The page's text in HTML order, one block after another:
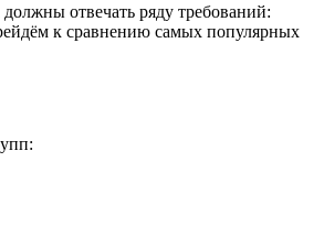
отвечать ряду требований:
к сравнению самых популярных